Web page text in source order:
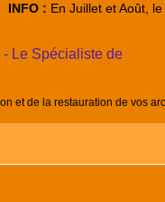
INFO : En Juillet et Août,
et de la restauration de vos